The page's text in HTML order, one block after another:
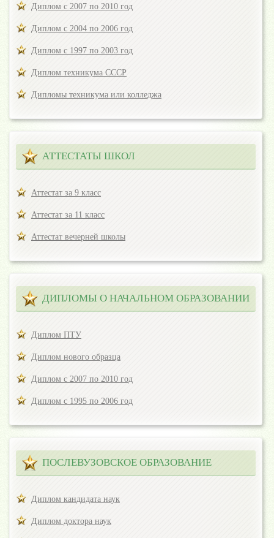
Диплом с 2007 по 2010 год
Диплом с 2004 по 2006 год
Диплом с 1997 по 2003 год
Диплом техникума СССР
Дипломы техникума или колледжа
АТТЕСТАТЫ ШКОЛ
Аттестат за 9 класс
Аттестат за 11 класс
Аттестат вечерней школы
ДИПЛОМЫ О НАЧАЛЬНОМ ОБРАЗОВАНИИ
Диплом ПТУ
Диплом нового образца
Диплом с 2007 по 2010 год
Диплом с 1995 по 2006 год
ПОСЛЕВУЗОВСКОЕ ОБРАЗОВАНИЕ
Диплом кандидата наук
Диплом доктора наук